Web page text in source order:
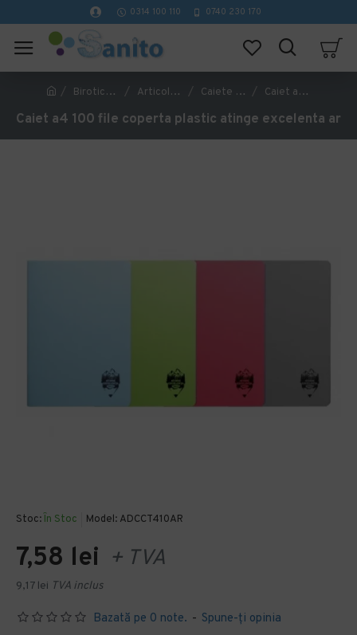
0314 100 110 0740 230 170
Birotica si papetarie Articole si rechizite scolare Caiete si blocnotesuri Caiet a4 100 file coperta plastic atinge excelenta ar
Caiet a4 100 file coperta plastic atinge excelenta ar
Stoc: În Stoc Model: ADCCT410AR
Bazată pe 0 note. - Spune-ţi opinia
7,58 lei + TVA
9,17 lei TVA inclus